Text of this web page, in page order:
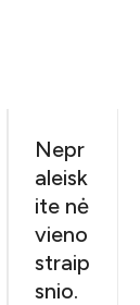
Nepr
aleisk
ite nė
vieno
straip
snio.